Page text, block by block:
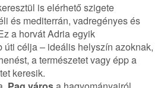
is elérhető szigete
és mediterrán, vadregényes és
a horvát Adria egyik
úti célja – ideális helyszín azoknak,
a természetet vagy épp a
keresik.